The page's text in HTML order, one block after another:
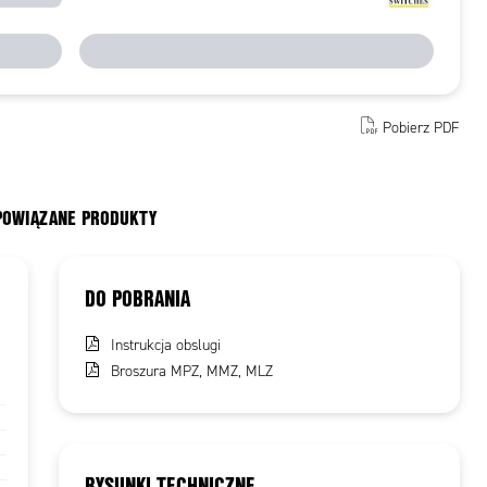
Pobierz PDF
PRODUKTY
DO POBRANIA
Instrukcja obslugi
Broszura MPZ, MMZ, MLZ